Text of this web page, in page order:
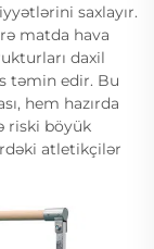
saxlayır.
matda hava
daxil
təmin edir. Bu
hem hazırda
riski böyük
atletikçilər